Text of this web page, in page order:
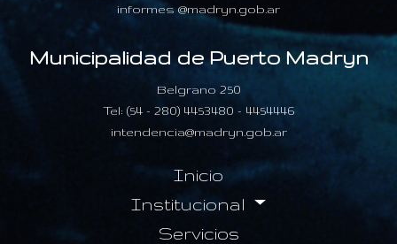
informes @madryn.gob.ar
Municipalidad de Puerto Madryn
Belgrano 250
Tel: (54 - 280) 4453480 - 4454446
intendencia@madryn.gob.ar
Inicio
Institucional
Servicios